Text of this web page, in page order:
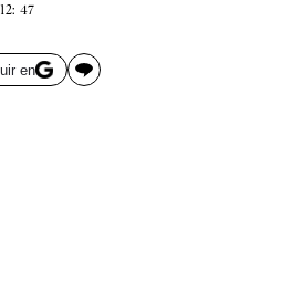
47
en